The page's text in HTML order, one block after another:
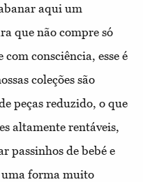
aqui um
que não compre só
consciência, esse é
coleções são
peças reduzido, o que
altamente rentáveis,
passinhos de bebé e
uma forma muito